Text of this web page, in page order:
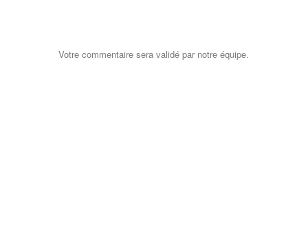
Votre commentaire sera validé par notre équipe.